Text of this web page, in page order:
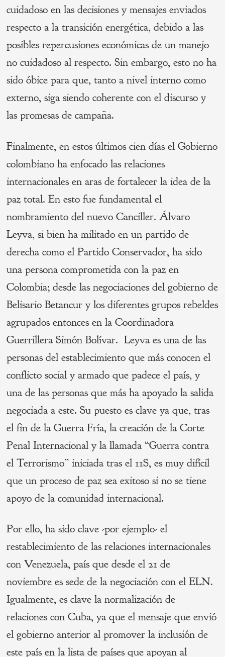
cuidadoso en las decisiones y mensajes enviados
respecto a la transición energética, debido a las
posibles repercusiones económicas de un manejo
no cuidadoso al respecto. Sin embargo, esto no ha
sido óbice para que, tanto a nivel interno como
externo, siga siendo coherente con el discurso y
las promesas de campaña.
Finalmente, en estos últimos cien días el Gobierno
colombiano ha enfocado las relaciones
internacionales en aras de fortalecer la idea de la
paz total. En esto fue fundamental el
nombramiento del nuevo Canciller. Álvaro
Leyva, si bien ha militado en un partido de
derecha como el Partido Conservador, ha sido
una persona comprometida con la paz en
Colombia; desde las negociaciones del gobierno de
Belisario Betancur y los diferentes grupos rebeldes
agrupados entonces en la Coordinadora
Guerrillera Simón Bolívar. Leyva es una de las
personas del establecimiento que más conocen el
conflicto social y armado que padece el país, y
una de las personas que más ha apoyado la salida
negociada a este. Su puesto es clave ya que, tras
el fin de la Guerra Fría, la creación de la Corte
Penal Internacional y la llamada “Guerra contra
el Terrorismo” iniciada tras el 11S, es muy difícil
que un proceso de paz sea exitoso si no se tiene
apoyo de la comunidad internacional.
Por ello, ha sido clave -por ejemplo- el
restablecimiento de las relaciones internacionales
con Venezuela, país que desde el 21 de
noviembre es sede de la negociación con el ELN.
Igualmente, es clave la normalización de
relaciones con Cuba, ya que el mensaje que envió
el gobierno anterior al promover la inclusión de
este país en la lista de países que apoyan al